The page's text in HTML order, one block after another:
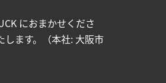
におまかせくださ
ます。（本社: 大阪市